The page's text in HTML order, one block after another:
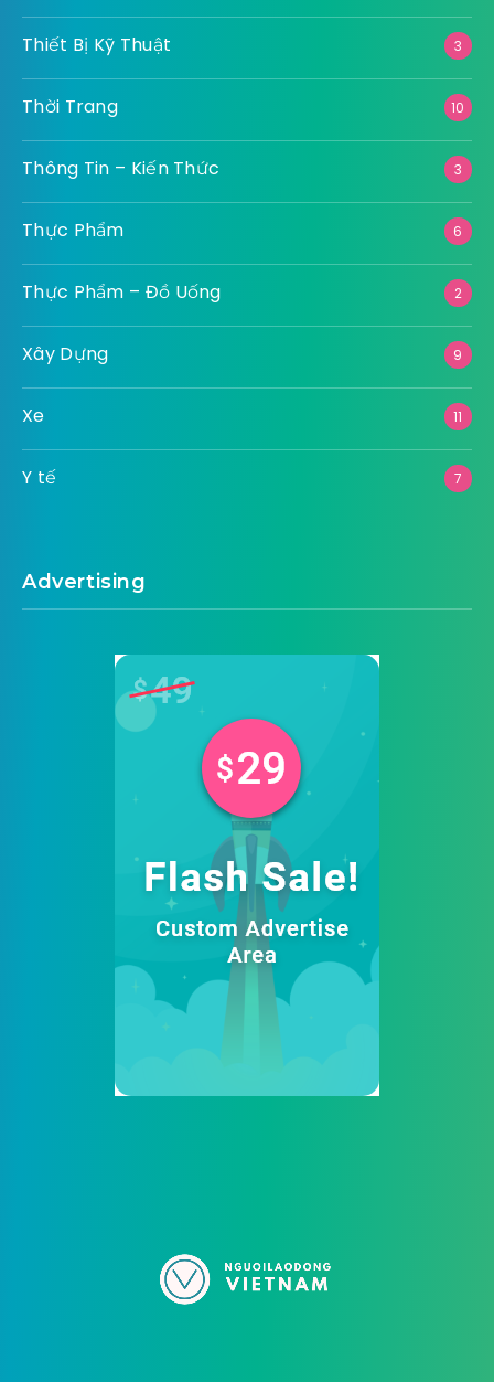
Thiết Bị Kỹ Thuật 3
Thời Trang 10
Thông Tin – Kiến Thức 3
Thực Phẩm 6
Thực Phẩm – Đồ Uống 2
Xây Dựng 9
Xe 11
Y tế 7
Advertising